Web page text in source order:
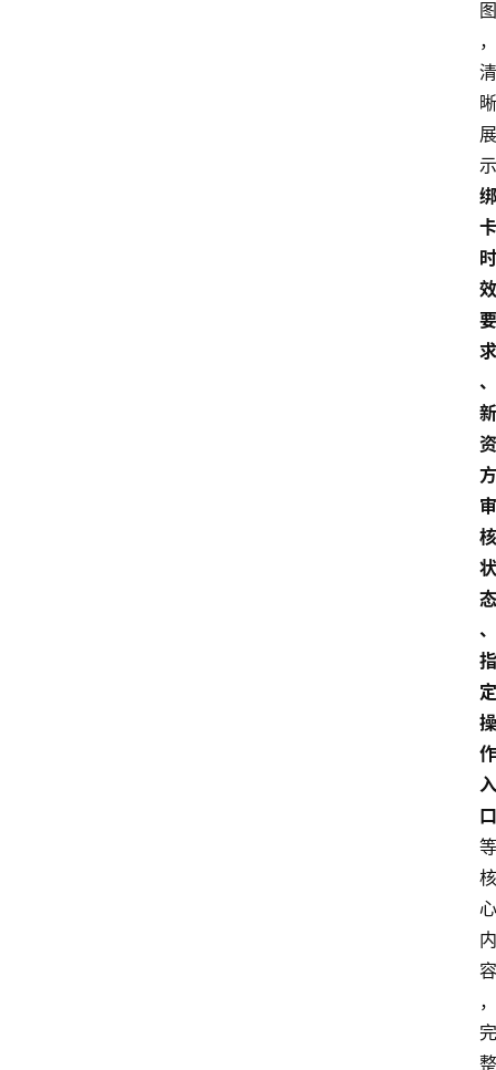
图
，
清
晰
展
示
绑
卡
时
效
要
求
、
新
资
方
审
核
状
态
、
指
定
操
作
入
口
等
核
心
内
容
，
完
整